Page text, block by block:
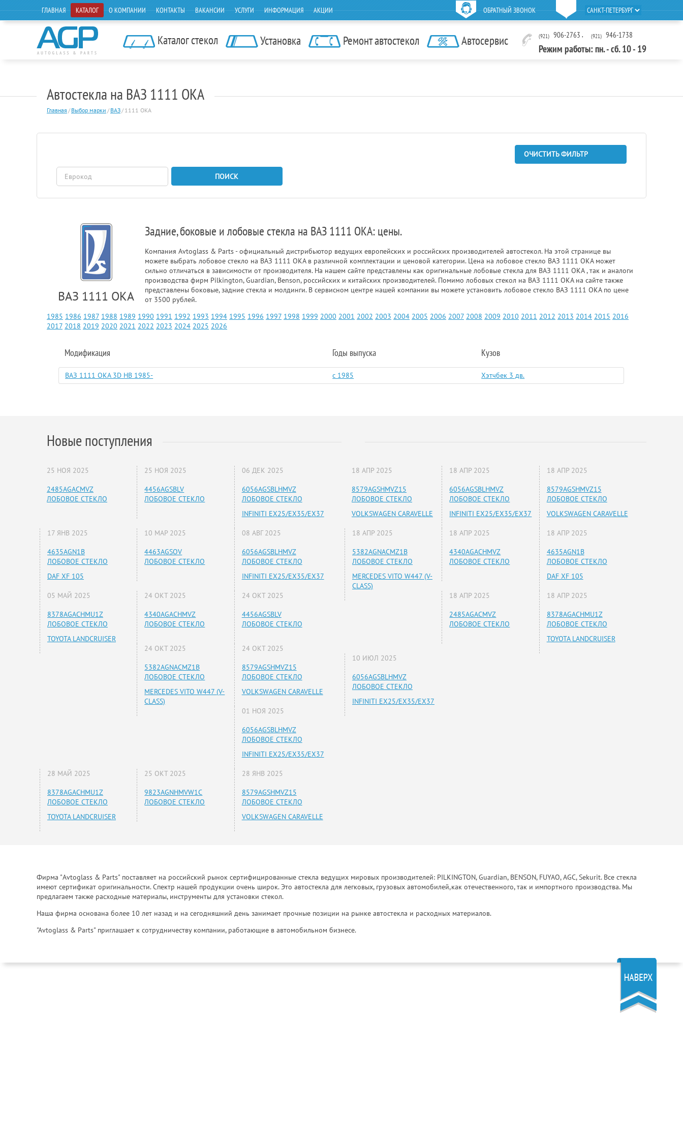
ОБРАТНЫЙ ЗВОНОК
ГЛАВНАЯ КАТАЛОГ О КОМПАНИИ КОНТАКТЫ ВАКАНСИИ УСЛУГИ ИНФОРМАЦИЯ АКЦИИ
Каталог стекол Установка Ремонт автостекол Автосервис (921) 906-2763 , (921) 946-1738
Режим работы: пн. - сб. 10 - 19
Автостекла на ВАЗ 1111 ОКА
Главная / Выбор марки / ВАЗ/ 1111 ОКА
ОЧИСТИТЬ ФИЛЬТР
ПОИСК
ВАЗ 1111 ОКА
Задние, боковые и лобовые стекла на ВАЗ 1111 ОКА: цены.
Компания Avtoglass & Parts - официальный дистрибьютор ведущих европейских и российских производителей автостекол. На этой странице вы
можете выбрать лобовое стекло на ВАЗ 1111 ОКА в различной комплектации и ценовой категории. Цена на лобовое стекло ВАЗ 1111 ОКА может
сильно отличаться в зависимости от производителя. На нашем сайте представлены как оригинальные лобовые стекла для ВАЗ 1111 ОКА , так и аналоги
производства фирм Pilkington, Guardian, Benson, российских и китайских производителей. Помимо лобовых стекол на ВАЗ 1111 ОКА на сайте также
представлены боковые, задние стекла и молдинги. В сервисном центре нашей компании вы можете установить лобовое стекло ВАЗ 1111 ОКА по цене
от 3500 рублей.
1985 1986 1987 1988 1989 1990 1991 1992 1993 1994 1995 1996 1997 1998 1999 2000 2001 2002 2003 2004 2005 2006 2007 2008 2009 2010 2011 2012 2013 2014 2015 2016
2017 2018 2019 2020 2021 2022 2023 2024 2025 2026
Модификация Годы выпуска Кузов
ВАЗ 1111 ОКА 3D HB 1985- c 1985 Хэтчбек 3 дв.
Новые поступления
25 НОЯ 2025
2485AGACMVZ
ЛОБОВОЕ СТЕКЛО
25 НОЯ 2025
4456AGSBLV
ЛОБОВОЕ СТЕКЛО
06 ДЕК 2025
6056AGSBLHMVZ
ЛОБОВОЕ СТЕКЛО
INFINITI EX25/EX35/EX37
17 ЯНВ 2025
4635AGN1B
ЛОБОВОЕ СТЕКЛО
DAF XF 105
10 МАР 2025
4463AGSOV
ЛОБОВОЕ СТЕКЛО
08 АВГ 2025
6056AGSBLHMVZ
ЛОБОВОЕ СТЕКЛО
INFINITI EX25/EX35/EX37
05 МАЙ 2025
8378AGACHMU1Z
ЛОБОВОЕ СТЕКЛО
TOYOTA LANDCRUISER
24 ОКТ 2025
4340AGACHMVZ
ЛОБОВОЕ СТЕКЛО
24 ОКТ 2025
4456AGSBLV
ЛОБОВОЕ СТЕКЛО
24 ОКТ 2025
5382AGNACMZ1B
ЛОБОВОЕ СТЕКЛО
MERCEDES VITO W447 (V-
CLASS)
24 ОКТ 2025
8579AGSHMVZ15
ЛОБОВОЕ СТЕКЛО
VOLKSWAGEN CARAVELLE
01 НОЯ 2025
6056AGSBLHMVZ
ЛОБОВОЕ СТЕКЛО
INFINITI EX25/EX35/EX37
28 МАЙ 2025
8378AGACHMU1Z
ЛОБОВОЕ СТЕКЛО
TOYOTA LANDCRUISER
25 ОКТ 2025
9823AGNHMVW1C
ЛОБОВОЕ СТЕКЛО
28 ЯНВ 2025
8579AGSHMVZ15
ЛОБОВОЕ СТЕКЛО
VOLKSWAGEN CARAVELLE
18 АПР 2025
8579AGSHMVZ15
ЛОБОВОЕ СТЕКЛО
VOLKSWAGEN CARAVELLE
18 АПР 2025
6056AGSBLHMVZ
ЛОБОВОЕ СТЕКЛО
INFINITI EX25/EX35/EX37
18 АПР 2025
8579AGSHMVZ15
ЛОБОВОЕ СТЕКЛО
VOLKSWAGEN CARAVELLE
18 АПР 2025
5382AGNACMZ1B
ЛОБОВОЕ СТЕКЛО
MERCEDES VITO W447 (V-
CLASS)
18 АПР 2025
4340AGACHMVZ
ЛОБОВОЕ СТЕКЛО
18 АПР 2025
4635AGN1B
ЛОБОВОЕ СТЕКЛО
DAF XF 105
18 АПР 2025
2485AGACMVZ
ЛОБОВОЕ СТЕКЛО
18 АПР 2025
8378AGACHMU1Z
ЛОБОВОЕ СТЕКЛО
TOYOTA LANDCRUISER
10 ИЮЛ 2025
6056AGSBLHMVZ
ЛОБОВОЕ СТЕКЛО
INFINITI EX25/EX35/EX37
Фирма "Avtoglass & Parts" поставляет на российский рынок сертифицированные стекла ведущих мировых производителей: PILKINGTON, Guardian, BENSON, FUYAO, AGC, Sekurit. Все стекла
имеют сертификат оригинальности. Спектр нашей продукции очень широк. Это автостекла для легковых, грузовых автомобилей,как отечественного, так и импортного производства. Мы
предлагаем также расходные материалы, инструменты для установки стекол.
Наша фирма основана более 10 лет назад и на сегодняшний день занимает прочные позиции на рынке автостекла и расходных материалов.
"Avtoglass & Parts" приглашает к сотрудничеству компании, работающие в автомобильном бизнесе.